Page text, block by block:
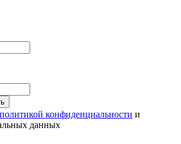
политикой конфиденциальности и
данных